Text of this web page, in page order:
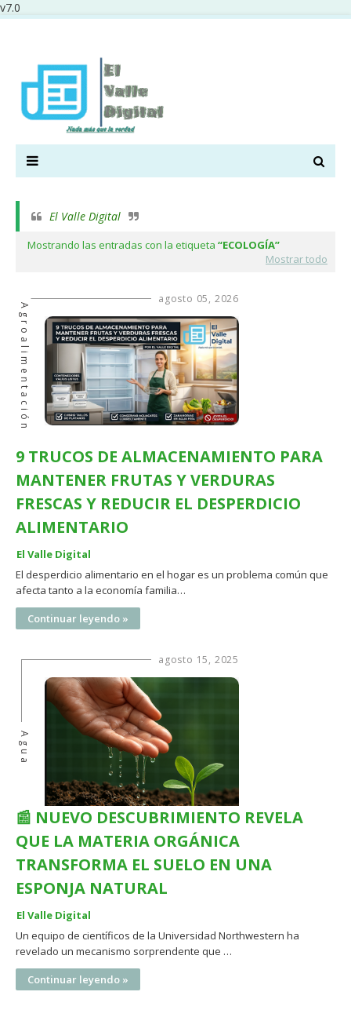
v7.0
El Valle Digital
Mostrando las entradas con la etiqueta
ECOLOGÍA
Mostrar todo
agosto 05, 2026
Agroalimentación
9 TRUCOS DE ALMACENAMIENTO PARA
MANTENER FRUTAS Y VERDURAS
FRESCAS Y REDUCIR EL DESPERDICIO
ALIMENTARIO
El Valle Digital
El desperdicio alimentario en el hogar es un problema común que
afecta tanto a la economía familia…
Continuar leyendo »
agosto 15, 2025
Agua
📰 NUEVO DESCUBRIMIENTO REVELA
QUE LA MATERIA ORGÁNICA
TRANSFORMA EL SUELO EN UNA
ESPONJA NATURAL
El Valle Digital
Un equipo de científicos de la Universidad Northwestern ha
revelado un mecanismo sorprendente que …
Continuar leyendo »